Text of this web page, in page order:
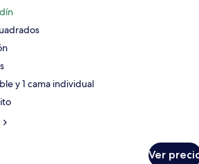
y 1 cama individual
Ver